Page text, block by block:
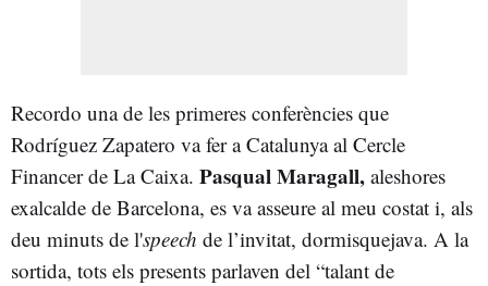
Recordo una de les primeres conferències que
Rodríguez Zapatero va fer a Catalunya al Cercle
Financer de La Caixa. Pasqual Maragall, aleshores
exalcalde de Barcelona, es va asseure al meu costat i, als
deu minuts de l'speech de l’invitat, dormisquejava. A la
sortida, tots els presents parlaven del “talant de